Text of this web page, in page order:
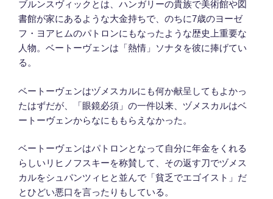
ブルンスヴィックとは、ハンガリーの貴族で美術館や図
書館が家にあるような大金持ちで、のちに7歳のヨーゼ
フ・ヨアヒムのパトロンにもなったような歴史上重要な
人物。ベートーヴェンは「熱情」ソナタを彼に捧げてい
る。
ベートーヴェンはヅメスカルにも何か献呈してもよかっ
たはずだが、「眼鏡必須」の一件以来、ヅメスカルはベ
ートーヴェンからなにももらえなかった。
ベートーヴェンはパトロンとなって自分に年金をくれる
らしいリヒノフスキーを称賛して、その返す刀でヅメス
カルをシュパンツィヒと並んで「貧乏でエゴイスト」だ
とひどい悪口を言ったりもしている。